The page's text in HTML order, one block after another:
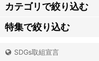
カテゴリで絞り込む
日本銘石
パワーズウッド
特集で絞り込む
アイオライト
SDGs取組宣言